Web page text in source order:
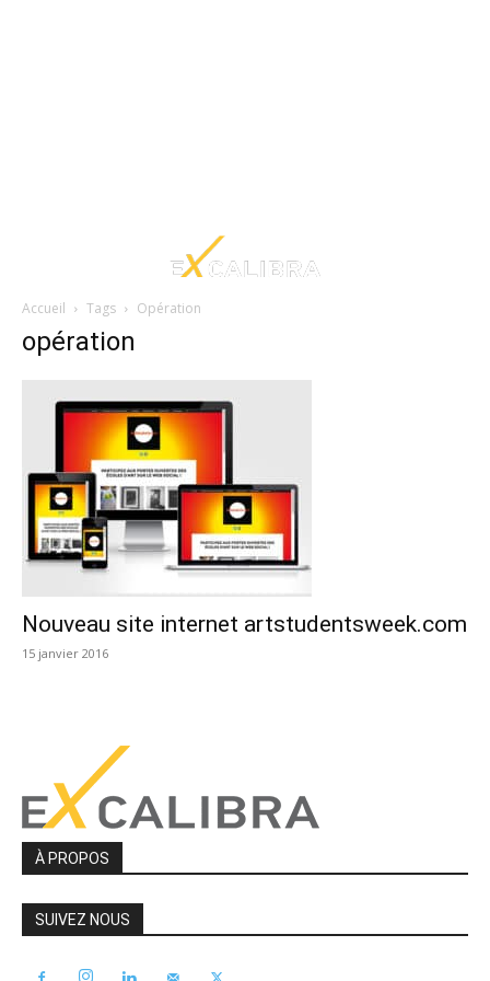
Accueil Tags Opération
opération
Nouveau site internet artstudentsweek.com
15 janvier 2016
À PROPOS
SUIVEZ NOUS